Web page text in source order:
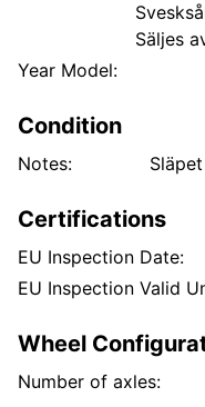
Säljes
Year Model:
Condition
Notes:
Certifications
EU Inspection Date:
EU Inspection Valid
Wheel
Number of axles: